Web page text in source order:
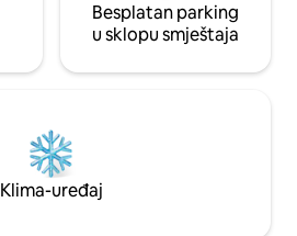
Besplatan parking
u sklopu smještaja
Klima-uređaj